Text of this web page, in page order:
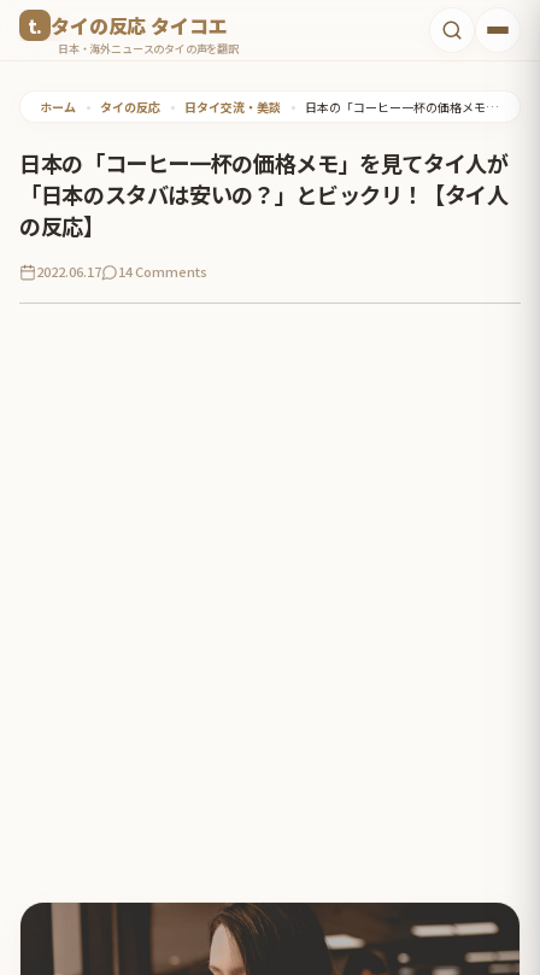
タイの反応 タイコエ
日本・海外ニュースのタイの声を翻訳
ホーム • タイの反応 • 日タイ交流・美談 • 日本の「コーヒー一杯の価格メモ」を見てタイ人が「日本のスタバは安いの？」とビックリ！【タイ人の反応】
日本の「コーヒー一杯の価格メモ」を見てタイ人が
「日本のスタバは安いの？」とビックリ！【タイ人
の反応】
2022.06.17 14 Comments